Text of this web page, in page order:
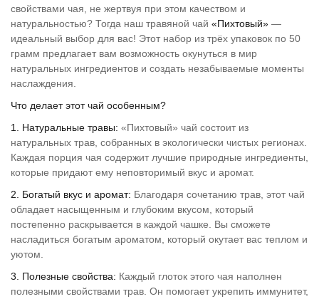
свойствами чая, не жертвуя при этом качеством и
натуральностью? Тогда наш травяной чай «Пихтовый» —
идеальный выбор для вас! Этот набор из трёх упаковок по 50
грамм предлагает вам возможность окунуться в мир
натуральных ингредиентов и создать незабываемые моменты
наслаждения.
Что делает этот чай особенным?
1. Натуральные травы: «Пихтовый» чай состоит из
натуральных трав, собранных в экологически чистых регионах.
Каждая порция чая содержит лучшие природные ингредиенты,
которые придают ему неповторимый вкус и аромат.
2. Богатый вкус и аромат: Благодаря сочетанию трав, этот чай
обладает насыщенным и глубоким вкусом, который
постепенно раскрывается в каждой чашке. Вы сможете
насладиться богатым ароматом, который окутает вас теплом и
уютом.
3. Полезные свойства: Каждый глоток этого чая наполнен
полезными свойствами трав. Он помогает укрепить иммунитет,